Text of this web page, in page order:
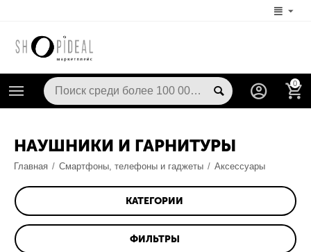
0
НАУШНИКИ И ГАРНИТУРЫ
Главная / Смартфоны, телефоны и гаджеты / Аксессуары
КАТЕГОРИИ
ФИЛЬТРЫ